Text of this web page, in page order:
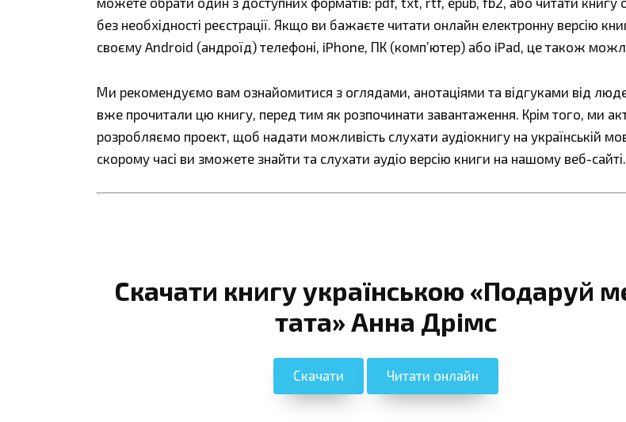
без необхідності реєстрації. Якщо ви бажаєте читати онлайн електронну версію
своєму Android (андроїд) телефоні, iPhone, ПК (комп’ютер) або iPad, це також
Ми рекомендуємо вам ознайомитися з оглядами, анотаціями та відгуками від
вже прочитали цю книгу, перед тим як розпочинати завантаження. Крім того, ми
розробляємо проект, щоб надати можливість слухати аудіокнигу на українській
скорому часі ви зможете знайти та слухати аудіо версію книги на нашому веб-сайті.
Скачати книгу українською «Подаруй
тата» Анна Дрімс
Скачати Читати онлайн